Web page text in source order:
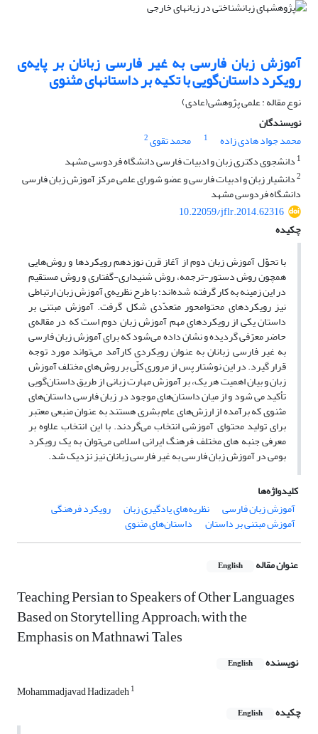
آموزش زبان فارسی به غیر فارسی زبانان بر پایه‌ی
رویکرد داستان‌گویی با تکیه بر داستانهای مثنوی
نوع مقاله : علمی پژوهشی(عادی)
نویسندگان
محمد جواد هادی زاده
1 محمد تقوی2
1 دانشجوی دکتری زبان و ادبیات فارسی دانشگاه فردوسی مشهد
2دانشیار زبان و ادبیات فارسی و عضو شورای علمی مرکز آموزش زبان فارسی
دانشگاه فردوسی مشهد
10.22059/jflr.2014.62316
چکیده
با تحوّل آموزش زبان دوم از آغاز قرن نوزدهم رویکردها و روش‌هایی
همچون روش دستور-ترجمه، روش شنیداری-گفتاری و روش مستقیم
در این زمینه به کار گرفته شده‌اند؛ با طرح نظریه‌ی آموزش زبان ارتباطی
نیز رویکردهای محتوامحور متعدّدی شکل گرفت. آموزش مبتنی بر
داستان یکی از رویکردهای مهم آموزش زبان دوم است که در مقاله‌ی
حاضر معرّفی گردیده و نشان داده می‌شود که برای آموزش زبان فارسی
به غیر فارسی زبانان به عنوان رویکردی کارآمد می‌تواند مورد توجه
قرار گیرد. در این نوشتار پس از مروری کلّی بر روش‌های مختلف آموزش
زبان و بیان اهمیت هر یک، بر آموزش مهارت زبانی از طریق داستان‌‎گویی
تأکید می شود و از میان داستان‌های موجود در زبان فارسی داستان‌های
مثنوی که برآمده از ارزش‌های عام بشری هستند به عنوان منبعی معتبر
برای تولید محتوای آموزشی انتخاب می‌گردند. با این انتخاب علاوه بر
معرفی جنبه های مختلف فرهنگ ایرانی اسلامی می‌توان به یک رویکرد
بومی در آموزش زبان فارسی به غیر فارسی زبانان نیز نزدیک شد.
کلیدواژه‌ها
آموزش زبان فارسی
نظریه‌های یادگیری زبان رویکرد فرهنگی
آموزش مبتنی بر داستان داستان‌های مثنوی
عنوان مقاله English
Teaching Persian to Speakers of Other Languages
Based on Storytelling Approach; with the
Emphasis on Mathnawi Tales
نویسنده English
Mohammadjavad Hadizadeh1
چکیده English